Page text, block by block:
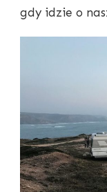
gdy idzie o